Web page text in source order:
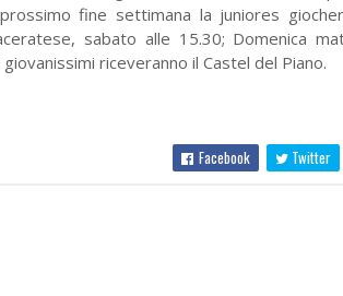
fine settimana la juniores
sabato alle 15.30; Domenica
riceveranno il Castel del Piano.
Facebook Twitter